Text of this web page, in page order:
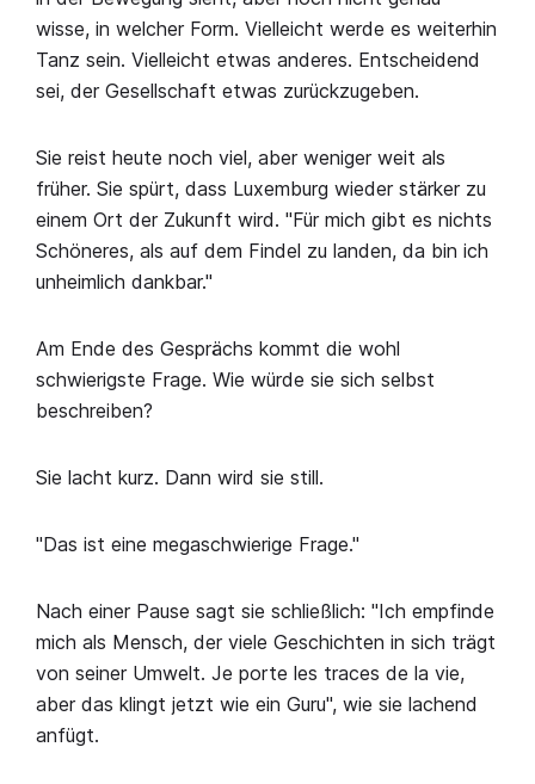
wisse, in welcher Form. Vielleicht werde es weiterhin
Tanz sein. Vielleicht etwas anderes. Entscheidend
sei, der Gesellschaft etwas zurückzugeben.
Sie reist heute noch viel, aber weniger weit als
früher. Sie spürt, dass Luxemburg wieder stärker zu
einem Ort der Zukunft wird. "Für mich gibt es nichts
Schöneres, als auf dem Findel zu landen, da bin ich
unheimlich dankbar."
Am Ende des Gesprächs kommt die wohl
schwierigste Frage. Wie würde sie sich selbst
beschreiben?
Sie lacht kurz. Dann wird sie still.
"Das ist eine megaschwierige Frage."
Nach einer Pause sagt sie schließlich: "Ich empfinde
mich als Mensch, der viele Geschichten in sich trägt
von seiner Umwelt. Je porte les traces de la vie,
aber das klingt jetzt wie ein Guru", wie sie lachend
anfügt.